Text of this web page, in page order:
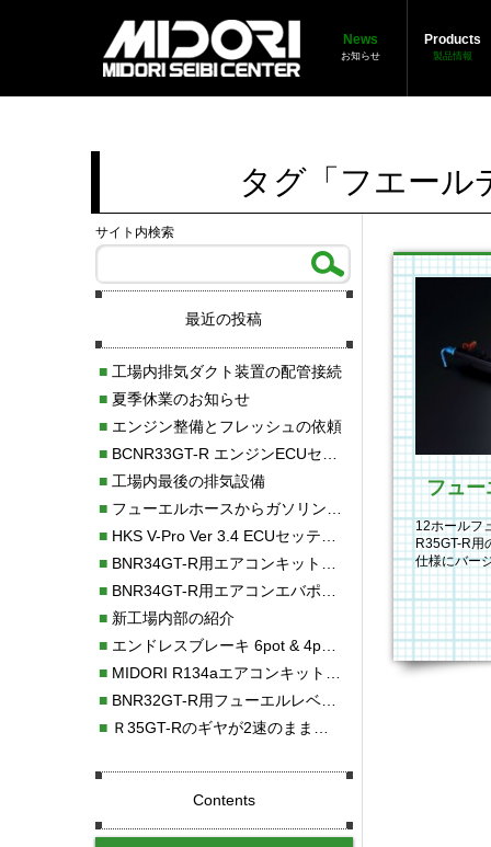
News
お知らせ
Products
製品情報
タグ「フエール
12ホールフ
R35GT-R用
仕様にバー
す。今回
サイト内検索
最近の投稿
■工場内排気ダクト装置の配管接続
■夏季休業のお知らせ
■エンジン整備とフレッシュの依頼
■BCNR33GT-R エンジンECUセッティング調整
■工場内最後の排気設備
■フューエルホースからガソリン漏れ
■HKS V-Pro Ver 3.4 ECUセッティング
■BNR34GT-R用エアコンキット新発売！！
■BNR34GT-R用エアコンエバポレーターを新発売！！
■新工場内部の紹介
■エンドレスブレーキ 6pot & 4potオーバーホール
■MIDORI R134aエアコンキットタイプⅡ取り付け
■BNR32GT-R用フューエルレベルセンサー新発売！！
■Ｒ35GT-Rのギヤが2速のまま変速しない！！
Contents